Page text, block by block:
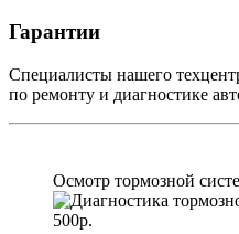
Гарантии
Специалисты нашего
по ремонту и диагностике
Осмотр тормозной
500р.